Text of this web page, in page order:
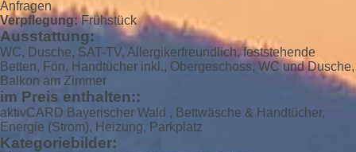
Anfragen
Verpflegung:Frühstück
Ausstattung:
WC, Dusche, SAT-TV, Allergikerfreundlich, feststehende
Betten, Fön, Handtücher inkl., Obergeschoss, WC und Dusche,
Balkon am Zimmer
im Preis enthalten::
aktivCARD Bayerischer Wald , Bettwäsche & Handtücher,
Energie (Strom), Heizung, Parkplatz
Kategoriebilder: